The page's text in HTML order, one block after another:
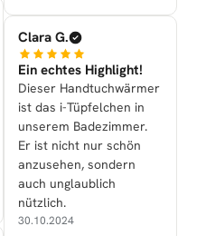
Clara G.
Ein echtes Highlight!
Dieser Handtuchwärmer
ist das i-Tüpfelchen in
unserem Badezimmer.
Er ist nicht nur schön
anzusehen, sondern
auch unglaublich
nützlich.
30.10.2024